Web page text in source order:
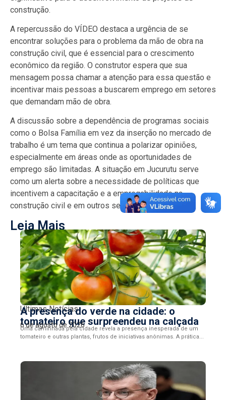
construção.
A repercussão do VÍDEO destaca a urgência de se
encontrar soluções para o problema da mão de obra na
construção civil, que é essencial para o crescimento
econômico da região. O construtor espera que sua
mensagem possa chamar a atenção para essa questão e
incentivar mais pessoas a buscarem emprego em setores
que demandam mão de obra.
A discussão sobre a dependência de programas sociais
como o Bolsa Família em vez da inserção no mercado de
trabalho é um tema que continua a polarizar opiniões,
especialmente em áreas onde as oportunidades de
emprego são limitadas. A situação em Jucurutu serve
como um alerta sobre a necessidade de políticas que
incentivem a capacitação e a empregabilidade na
construção civil e em outros setores da economia.
Leia Mais
Últimas Notícias
A presença do verde na cidade: o
tomateiro que surpreendeu na calçada
6 de agosto de 2026
Uma caminhada pela cidade revela a presença inesperada de um
tomateiro e outras plantas, frutos de iniciativas anônimas. A prática...